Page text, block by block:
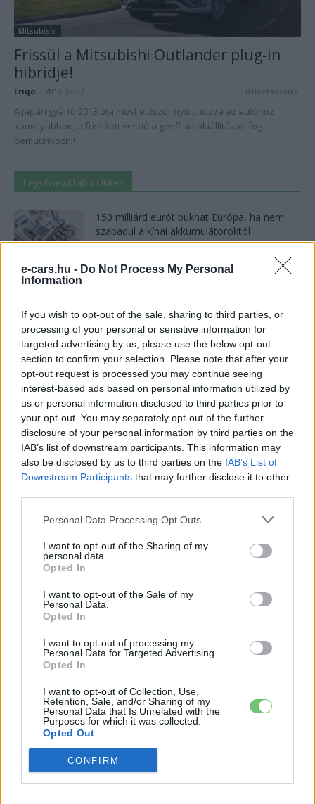
e-cars.hu - Do Not Process My Personal
Information
If you wish to opt-out of the sale, sharing to third parties, or
processing of your personal or sensitive information for
targeted advertising by us, please use the below opt-out
section to confirm your selection. Please note that after your
opt-out request is processed you may continue seeing
interest-based ads based on personal information utilized by
us or personal information disclosed to third parties prior to
your opt-out. You may separately opt-out of the further
disclosure of your personal information by third parties on the
IAB’s list of downstream participants. This information may
also be disclosed by us to third parties on the IAB’s List of
Downstream Participants that may further disclose it to other
Personal Data Processing Opt Outs
I want to opt-out of the Sharing of my
personal data.
Opted In
I want to opt-out of the Sale of my
Personal Data.
Opted In
I want to opt-out of processing my
Personal Data for Targeted Advertising.
Opted In
I want to opt-out of Collection, Use,
Retention, Sale, and/or Sharing of my
Personal Data that Is Unrelated with the
Purposes for which it was collected.
Opted Out
CONFIRM
Mitsubishi
Frissül a Mitsubishi Outlander plug-in
hibridje!
Eriqo 2018-02-22 0 hozzászólás
A japán gyártó 2013 óta most először nyúlt hozzá az autóhoz
komolyabban, a frissített verzió a genfi autókiállításon fog
bemutatkozni!
Legolvasottabb cikkek
150 milliárd eurót bukhat Európa, ha nem
szabadul a kínai akkumulátoroktól
2026-08-07
2026-08-07
21 ezer előrendelés 20 óra alatt: a kínaiak
megrohanták az MG...
2026-08-04
Kína szigorú határt szabott: legfeljebb 5%
lehet a hiba az elektromos...
2026-08-05
Dánia utolérte Norvégiát: már náluk is szinte
csak elektromos autót vesznek...
2026-08-07
A Volkswagen bedobta azt a lapot Kínában,
minden idők leghatékonyabb villanyautója
2026-08-04
9 perc töltés, 450 kilométer hatótáv – ezzel
indulhat harcba a...
2026-08-05
A Leapmotor átlépte a 100 ezres
álomhatárt, és lekörözte a Changant
2026-08-05